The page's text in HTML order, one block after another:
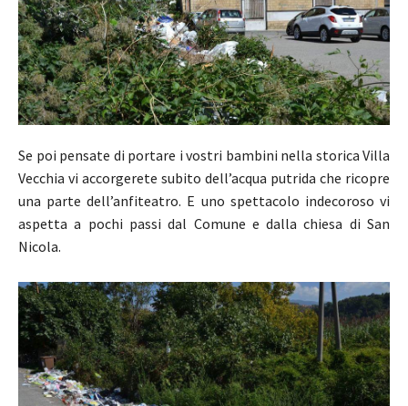
Se poi pensate di portare i vostri bambini nella storica Villa
Vecchia vi accorgerete subito dell’acqua putrida che ricopre
una parte dell’anfiteatro. E uno spettacolo indecoroso vi
aspetta a pochi passi dal Comune e dalla chiesa di San
Nicola.